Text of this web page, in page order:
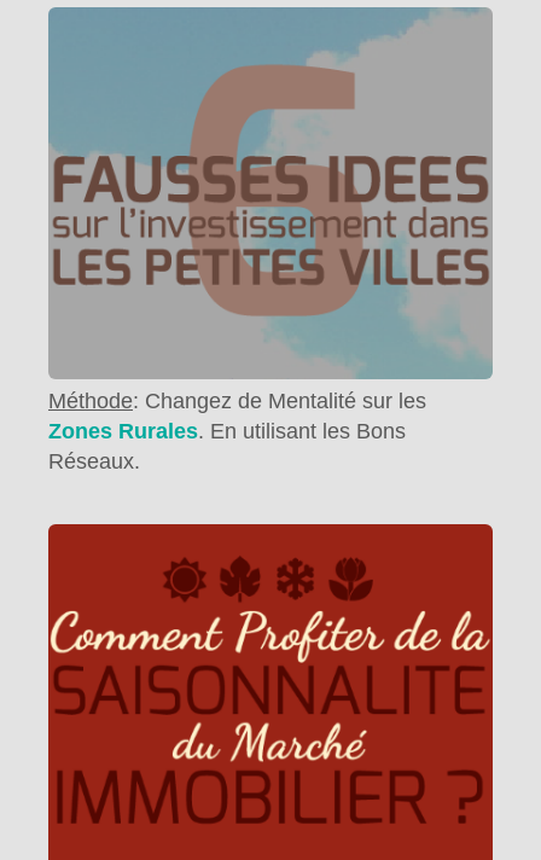
Méthode: Changez de Mentalité sur les
Zones Rurales. En utilisant les Bons
Réseaux.